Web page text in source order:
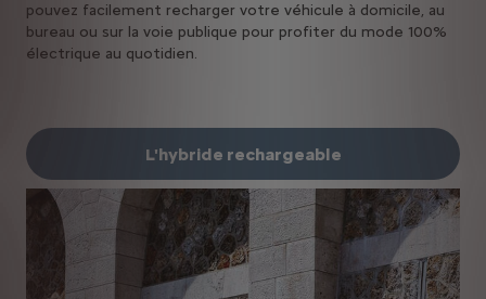
pouvez facilement recharger votre véhicule à domicile, au
bureau ou sur la voie publique pour profiter du mode 100%
électrique au quotidien.
L'hybride rechargeable